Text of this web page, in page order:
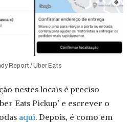
Report / Uber Eats
nestes locais é preciso
Eats Pickup’ e escrever o
aqui. Depois, é como em